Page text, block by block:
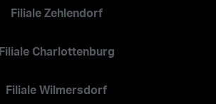
Filiale Zehlendorf
Filiale Charlottenburg
Filiale Wilmersdorf